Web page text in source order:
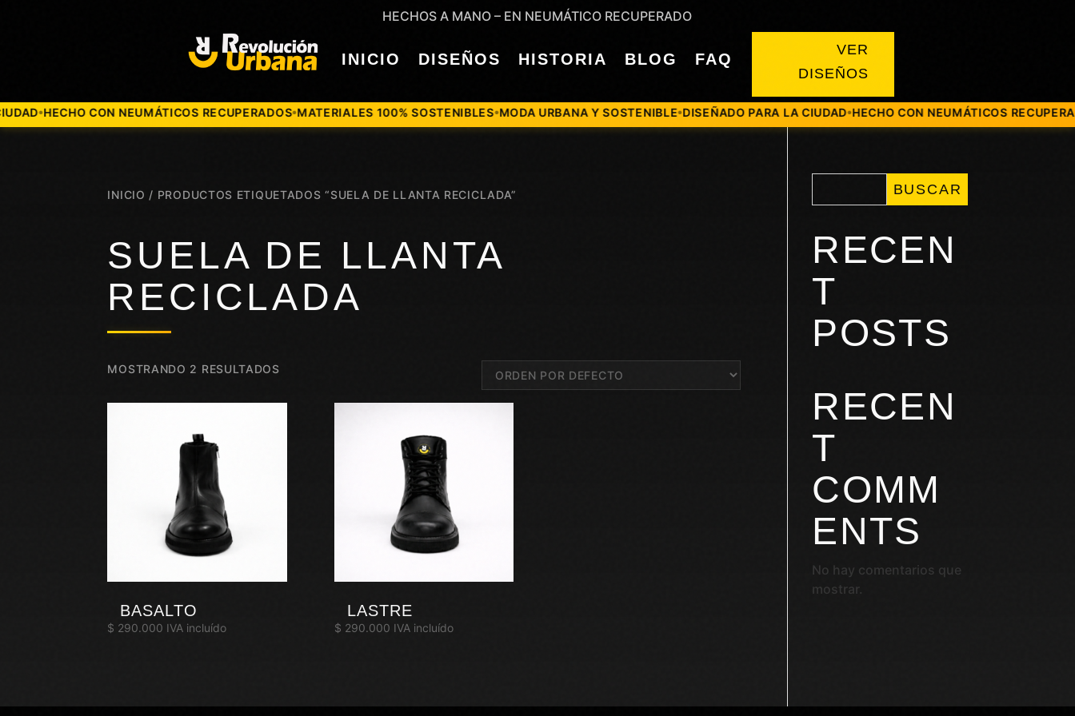
HECHOS A MANO – EN NEUMÁTICO RECUPERADO
INICIO DISEÑOS HISTORIA BLOG FAQ
VER
DISEÑOS
HECHO CON NEUMÁTICOS RECUPERADOS●MATERIALES 100% SOSTENIBLES MODA URBANA Y SOSTENIBLE●DISEÑADO PARA LA CIUDAD HECHO CON NEUMÁTICOS RECUPERADOS●
INICIO / PRODUCTOS ETIQUETADOS “SUELA DE LLANTA RECICLADA”
SUELA DE LLANTA
RECICLADA
MOSTRANDO 2 RESULTADOS
BASALTO
$ 290.000 IVA incluído
LASTRE
$ 290.000 IVA incluído
BUSCAR
RECEN
T
POSTS
RECEN
T
COMM
ENTS
No hay comentarios que
mostrar.